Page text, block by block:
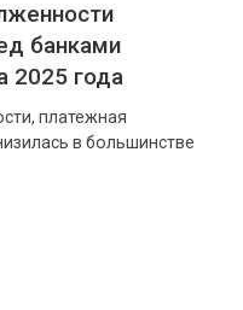
банками
2025 года
платежная
в большинстве